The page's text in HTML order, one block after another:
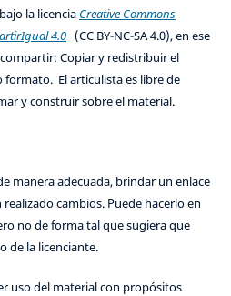
la licencia Creative Commons
4.0(CC BY-NC-SA 4.0), en ese
Copiar y redistribuir el
El articulista es libre de
y construir sobre el material.
manera adecuada, brindar un enlace
realizado cambios. Puede hacerlo en
no de forma tal que sugiera que
de la licenciante.
uso del material con propósitos